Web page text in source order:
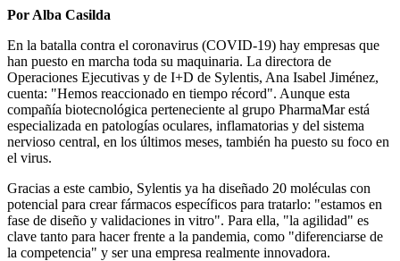
Por Alba Casilda
En la batalla contra el coronavirus (COVID-19) hay empresas que
han puesto en marcha toda su maquinaria. La directora de
Operaciones Ejecutivas y de I+D de Sylentis, Ana Isabel Jiménez,
cuenta: "Hemos reaccionado en tiempo récord". Aunque esta
compañía biotecnológica perteneciente al grupo PharmaMar está
especializada en patologías oculares, inflamatorias y del sistema
nervioso central, en los últimos meses, también ha puesto su foco en
el virus.
Gracias a este cambio, Sylentis ya ha diseñado 20 moléculas con
potencial para crear fármacos específicos para tratarlo: "estamos en
fase de diseño y validaciones in vitro". Para ella, "la agilidad" es
clave tanto para hacer frente a la pandemia, como "diferenciarse de
la competencia" y ser una empresa realmente innovadora.